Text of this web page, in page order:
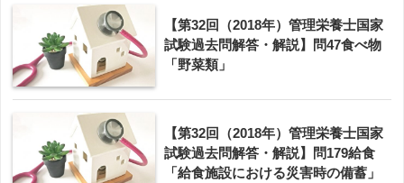
【第32回（2018年）管理栄養士国家
試験過去問解答・解説】問47食べ物
「野菜類」
【第32回（2018年）管理栄養士国家
試験過去問解答・解説】問179給食
「給食施設における災害時の備蓄」